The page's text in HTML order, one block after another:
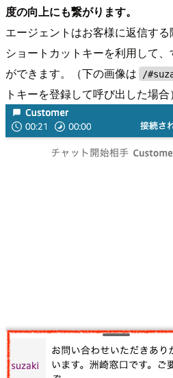
度の向上にも繋がります。
エージェントはお客様に返信する
ショートカットキーを利用して
ができます。（下の画像は
/
トキーを登録して呼び出した場合）